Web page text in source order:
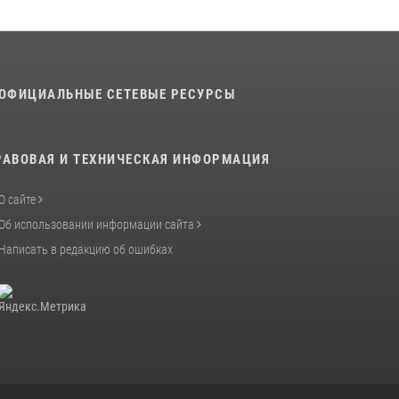
СЕТЕВЫЕ РЕСУРСЫ
И ТЕХНИЧЕСКАЯ ИНФОРМАЦИЯ
О сайте
Об использовании информации сайта
Написать в редакцию об ошибках